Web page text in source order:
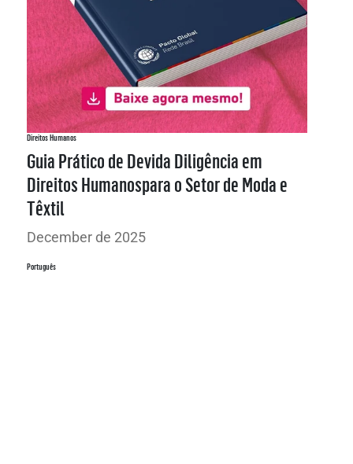
Direitos Humanos
Guia Prático de Devida Diligência em
Direitos Humanospara o Setor de Moda e
Têxtil
December de 2025
Português